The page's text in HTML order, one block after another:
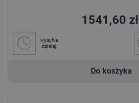
1541,60 zł
wysyłka
dzisiaj
Do koszyka